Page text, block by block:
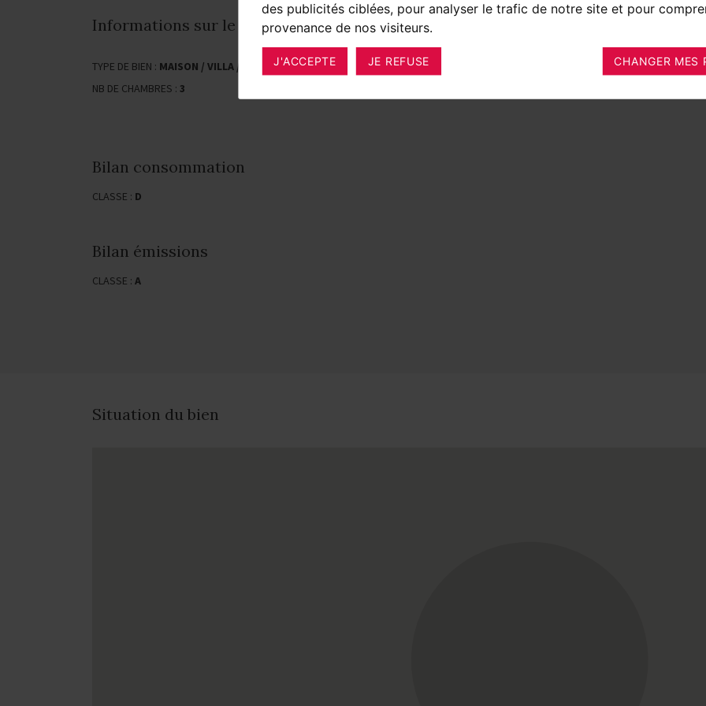
des publicités ciblées, pour analyser le trafic de notre site et pour
provenance de nos visiteurs.
J'ACCEPTE JE REFUSE CHANGER MES
Informations sur le bien
TYPE DE BIEN : MAISON / VILLA / CHALET SURFACE : 115 M² TERRAIN :520 M²
NB DE CHAMBRES : 3
Bilan consommation
CLASSE : D
Bilan émissions
CLASSE : A
Situation du bien